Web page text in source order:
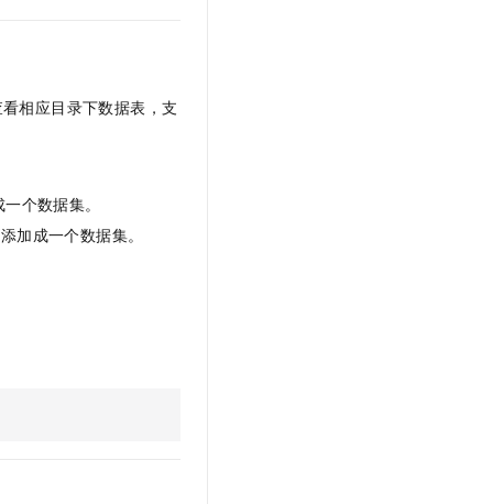
相应目录下数据表，支
个数据集。
加成一个数据集。